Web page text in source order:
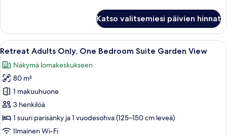
Ocean
View
Katso valitsemiesi päivien hinnat
Avaa
kaikki
huonetyypin
Retreat
Adults
Only,
One
Bedroom
Tilava makuuhuone, jossa on suuri
11
Retreat Adults Only, One Bedroom Suite Garden View
Näkymä lomakeskukseen
80 m²
1 makuuhuone
3 henkilöä
1 suuri parisänky ja 1 vuodesohva (125–150 cm leveä)
Ilmainen Wi-Fi